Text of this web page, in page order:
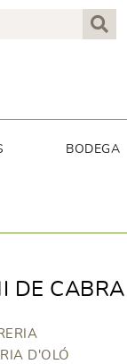
BODEGA
DE CABRA
D'OLÓ